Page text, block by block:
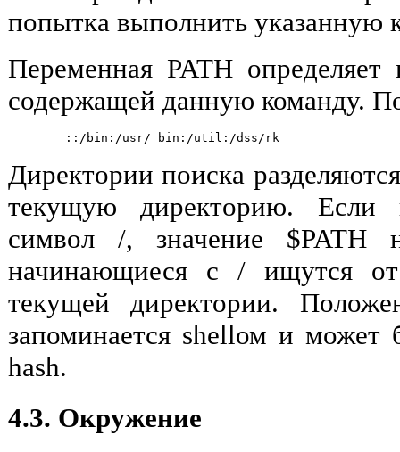
попытка выполнить указанную
Переменная PATH
содержащей данную команду.
Директории поиска
текущую директорию. Если
символ /, значение $PATH
начинающиеся с / ищутся
текущей директории.
запоминается shellом и может
hash.
4.3. Окружение